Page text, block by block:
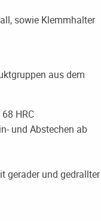
sowie Klemmhalter
aus dem
HRC
und Abstechen ab
gerader und gedrallter